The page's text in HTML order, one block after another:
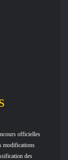
officielles
modifications
des